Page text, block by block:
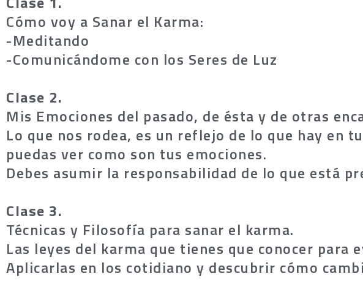
Cómo voy a Sanar el Karma:
-Meditando
-Comunicándome con los Seres de Luz
Clase 2.
Mis Emociones del pasado, de ésta y de otras
Lo que nos rodea, es un reflejo de lo que hay en
puedas ver como son tus emociones.
Debes asumir la responsabilidad de lo que está
Clase 3.
Técnicas y Filosofía para sanar el karma.
Las leyes del karma que tienes que conocer para
Aplicarlas en los cotidiano y descubrir cómo